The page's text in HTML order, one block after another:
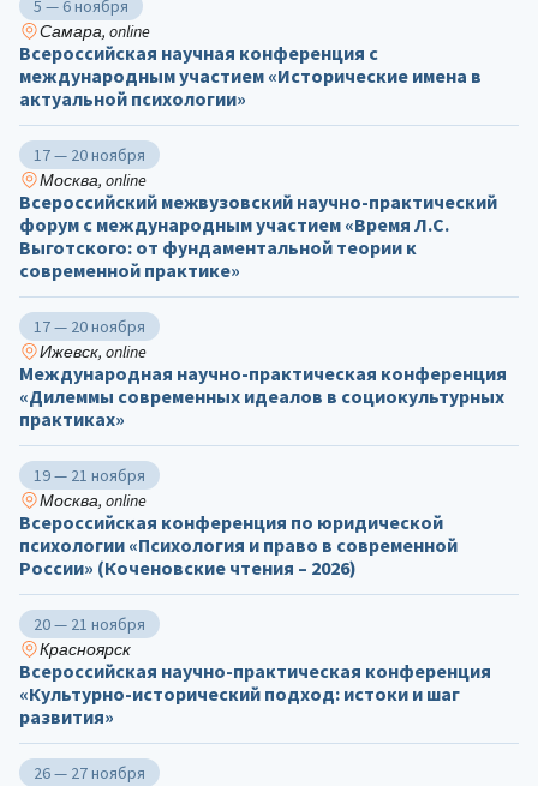
5 — 6 ноября
Самара, online
Всероссийская научная конференция с
международным участием «Исторические имена в
актуальной психологии»
17 — 20 ноября
Москва, online
Всероссийский межвузовский научно-практический
форум с международным участием «Время Л.С.
Выготского: от фундаментальной теории к
современной практике»
17 — 20 ноября
Ижевск, online
Международная научно-практическая конференция
«Дилеммы современных идеалов в социокультурных
практиках»
19 — 21 ноября
Москва, online
Всероссийская конференция по юридической
психологии «Психология и право в современной
России» (Коченовские чтения – 2026)
20 — 21 ноября
Красноярск
Всероссийская научно-практическая конференция
«Культурно-исторический подход: истоки и шаг
развития»
26 — 27 ноября